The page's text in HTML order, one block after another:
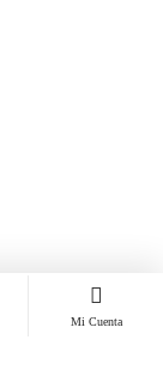
Mi Cuenta